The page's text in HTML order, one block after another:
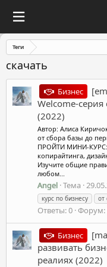
Теги
скачать
Бизнес
Welcome-
(2022)
Автор: Алиса
от сбора базы до
ПРОЙТИ МИНИ-КУРС:
копирайтинга,
Изучите общие
любом...
Angel Тема
курс по бизнесу
от
Ответы: 0 Форум:
Бизнес
развивать
реалиях (2022)